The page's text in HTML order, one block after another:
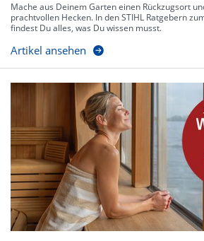
Mache aus Deinem Garten einen Rückzugsort
prachtvollen Hecken. In den STIHL Ratgebern
findest Du alles, was Du wissen musst.
Artikel ansehen